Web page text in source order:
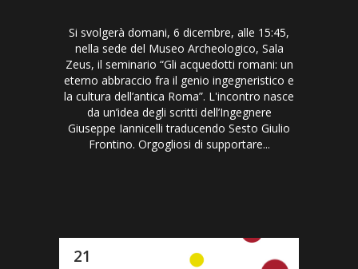
Si svolgerà domani, 6 dicembre, alle 15:45,
nella sede del Museo Archeologico, Sala
Zeus, il seminario “Gli acquedotti romani: un
eterno abbraccio fra il genio ingegneristico e
la cultura dell’antica Roma”. L'incontro nasce
da un’idea degli scritti dell’Ingegnere
Giuseppe Iannicelli traducendo Sesto Giulio
Frontino. Orgogliosi di supportare...
21